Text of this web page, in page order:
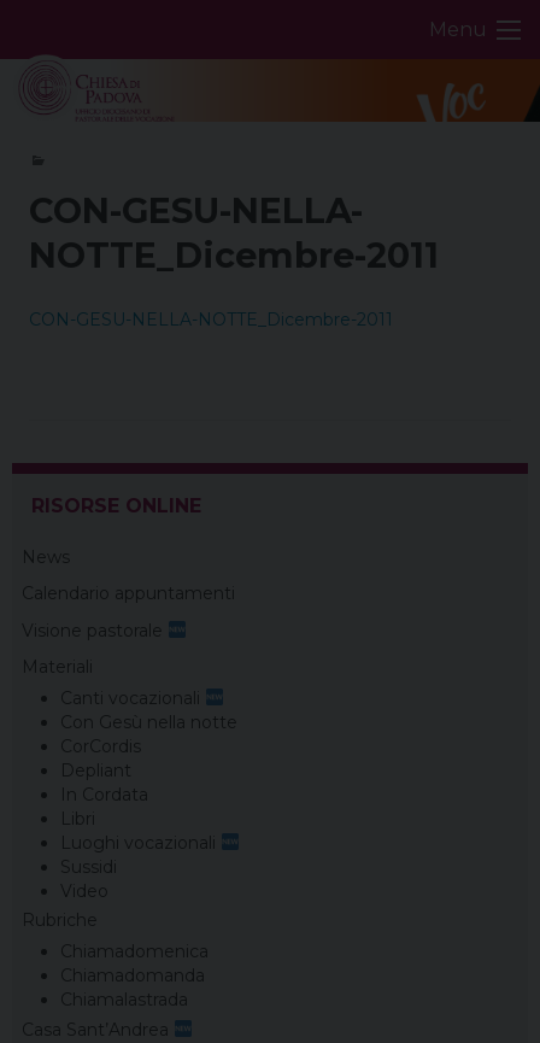
content
Menu
CON-GESU-NELLA-
NOTTE_Dicembre-2011
CON-GESU-NELLA-NOTTE_Dicembre-2011
RISORSE ONLINE
News
Calendario appuntamenti
Visione pastorale
Materiali
Canti vocazionali
Con Gesù nella notte
CorCordis
Depliant
In Cordata
Libri
Luoghi vocazionali
Sussidi
Video
Rubriche
Chiamadomenica
Chiamadomanda
Chiamalastrada
Casa Sant’Andrea